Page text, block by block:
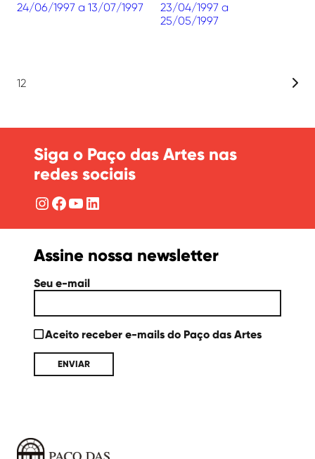
24/06/1997 a 13/07/1997
23/04/1997 a
25/05/1997
Navegação
posts
12
Siga o Paço das Artes nas
redes sociais
Instagram
Facebook
YouTube
LinkedIn
Assine nossa newsletter
Seu e-mail
Aceito receber e-mails do Paço das Artes